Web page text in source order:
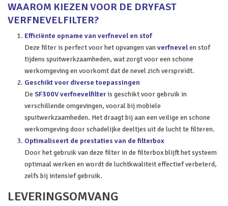
WAAROM KIEZEN VOOR DE DRYFAST
VERFNEVELFILTER?
Efficiënte opname van verfnevel en stof
Deze filter is perfect voor het opvangen vanverfnevelen stof
tijdens spuitwerkzaamheden, wat zorgt voor een schone
werkomgeving en voorkomt dat de nevel zich verspreidt.
Geschikt voor diverse toepassingen
De SF300V verfnevelfilteris geschikt voor gebruik in
verschillende omgevingen, vooral bij mobiele
spuitwerkzaamheden. Het draagt bij aan een veilige en schone
werkomgeving door schadelijke deeltjes uit de lucht te filteren.
Optimaliseert de prestaties van de filterbox
Door het gebruik van deze filter in de filterbox blijft het systeem
optimaal werken en wordt de luchtkwaliteit effectief verbeterd,
zelfs bij intensief gebruik.
LEVERINGSOMVANG